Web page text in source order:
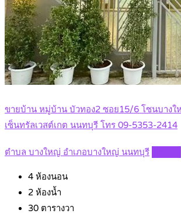
ขายบ้าน หมู่บ้าน บัวทอง2 ซอย15/6 โซนบาง
เซ็นทรัลเวสต์เกต นนทบุรี โทร 09-5353-2414
ตำบล บางใหญ่ อำเภอบางใหญ่ นนทบุรี
4 ห้องนอน
2 ห้องน้ำ
30 ตารางวา